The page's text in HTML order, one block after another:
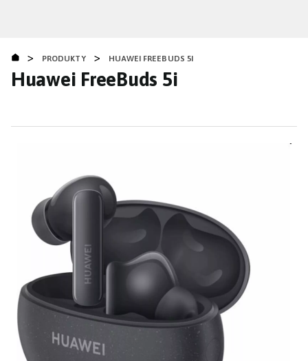
obsahu
> PRODUKTY > HUAWEI FREEBUDS 5I
Huawei FreeBuds 5i